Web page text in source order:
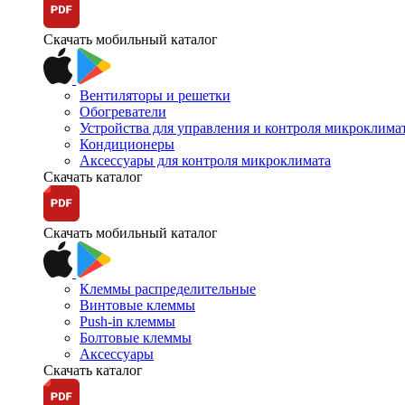
Скачать мобильный каталог
Вентиляторы и решетки
Обогреватели
Устройства для управления и контроля
Кондиционеры
Аксессуары для контроля микроклимата
Скачать каталог
Скачать мобильный каталог
Клеммы распределительные
Винтовые клеммы
Push-in клеммы
Болтовые клеммы
Аксессуары
Скачать каталог